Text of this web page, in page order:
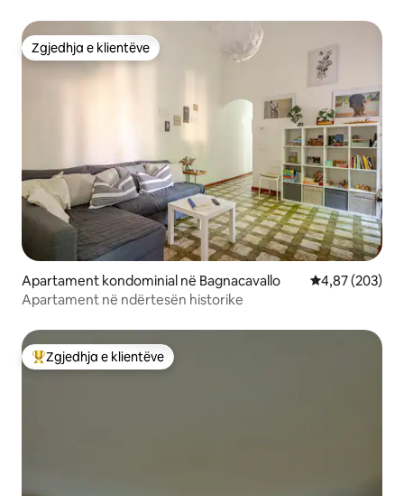
Zgjedhja e klientëve
Zgjedhja e klientëve
Apartament kondominial në Bagnacavallo Vlerësimi
4,87 (203)
Apartament në ndërtesën historike
Më të mirat e zgjedhjeve të klientëve
Zgjedhja e klientëve